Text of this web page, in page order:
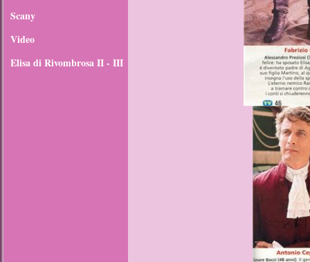
Scany
Video
Elisa di Rivombrosa II - III